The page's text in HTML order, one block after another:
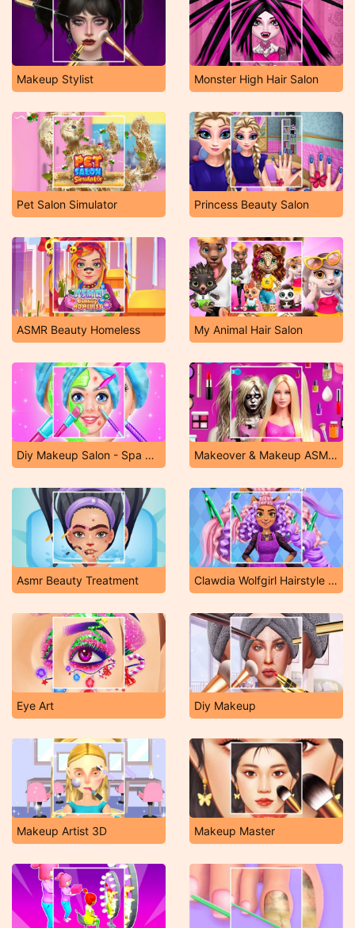
Makeup Stylist Monster High Hair Salon
Pet Salon Simulator Princess Beauty Salon
ASMR Beauty Homeless My Animal Hair Salon
Diy Makeup Salon - Spa Makeover Studio Makeover & Makeup ASMR: Salon Barbie
Asmr Beauty Treatment Clawdia Wolfgirl Hairstyle Challenge
Eye Art Diy Makeup
Makeup Artist 3D Makeup Master